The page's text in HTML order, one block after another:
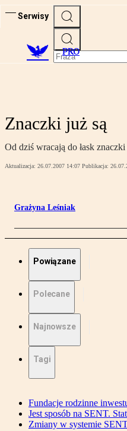
Serwisy
PRO
Znaczki już są
Od dziś wracają do łask
Aktualizacja: 26.07.2007 14:07 Publikacja:
Grażyna Leśniak
Powiązane
Polecane
Najnowsze
Tagi
Fundacje rodzinne
Jest sposób na SENT.
Zmiany w systemie